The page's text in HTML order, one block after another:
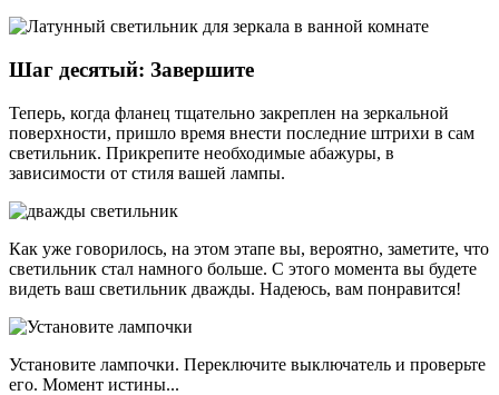
Шаг десятый: Завершите
Теперь, когда фланец тщательно закреплен на зеркальной
поверхности, пришло время внести последние штрихи в сам
светильник. Прикрепите необходимые абажуры, в
зависимости от стиля вашей лампы.
Как уже говорилось, на этом этапе вы, вероятно, заметите, что
светильник стал намного больше. С этого момента вы будете
видеть ваш светильник дважды. Надеюсь, вам понравится!
Установите лампочки. Переключите выключатель и проверьте
его. Момент истины...